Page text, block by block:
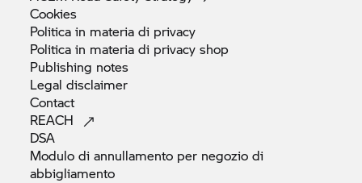
Cookies
Politica in materia di privacy
Politica in materia di privacyshop
Publishing notes
Legaldisclaimer
Contact
REACH
DSA
Modulo di annullamento per negozio di
abbigliamento